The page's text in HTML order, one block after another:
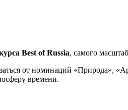
Best of Russia, самого
от номинаций «Природа»,
времени.